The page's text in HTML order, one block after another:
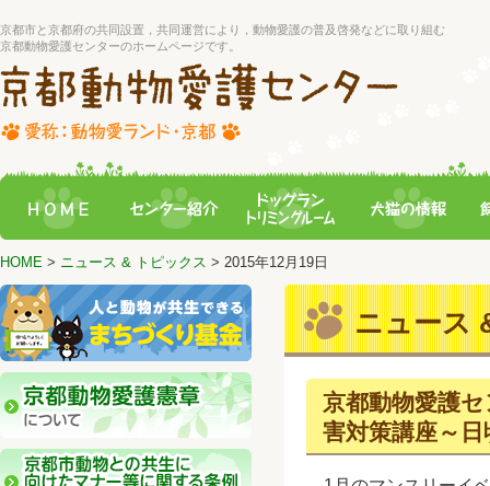
京都市と京都府の共同設置，共同運営により，動物愛護の普及啓発などに取り組む
京都動物愛護センターのホームページです。
HOME > ニュース & トピックス > 2015年12月19日
ニュース
京都動物愛護
害対策講座～